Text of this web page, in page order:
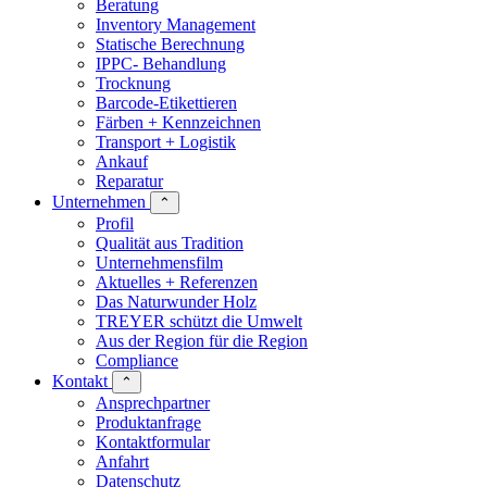
Beratung
Inventory Management
Statische Berechnung
IPPC- Behandlung
Trocknung
Barcode-Etikettieren
Färben + Kennzeichnen
Transport + Logistik
Ankauf
Reparatur
Unternehmen
⌃
Profil
Qualität aus Tradition
Unternehmensfilm
Aktuelles + Referenzen
Das Naturwunder Holz
TREYER schützt die Umwelt
Aus der Region für die Region
Compliance
Kontakt
⌃
Ansprechpartner
Produktanfrage
Kontaktformular
Anfahrt
Datenschutz